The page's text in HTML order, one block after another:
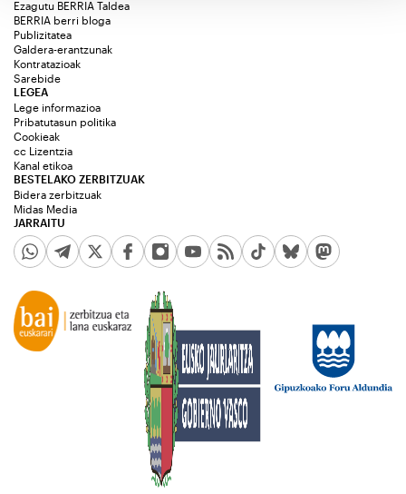
Ezagutu BERRIA Taldea
BERRIA berri bloga
Publizitatea
Galdera-erantzunak
Kontratazioak
Sarebide
JARRAITU
LEGEA
Lege informazioa
Pribatutasun politika
Cookieak
cc Lizentzia
Kanal etikoa
BESTELAKO ZERBITZUAK
Bidera zerbitzuak
Midas Media